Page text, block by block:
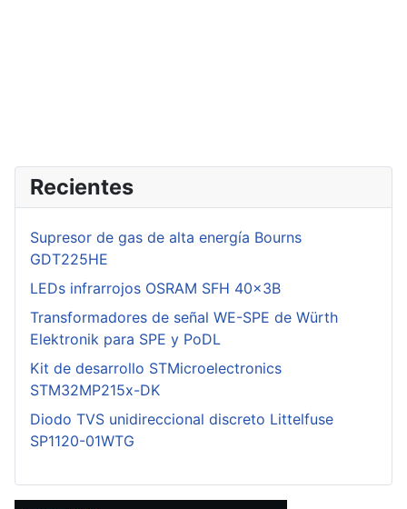
Recientes
Supresor de gas de alta energía Bourns
GDT225HE
LEDs infrarrojos OSRAM SFH 40x3B
Transformadores de señal WE-SPE de Würth
Elektronik para SPE y PoDL
Kit de desarrollo STMicroelectronics
STM32MP215x-DK
Diodo TVS unidireccional discreto Littelfuse
SP1120-01WTG